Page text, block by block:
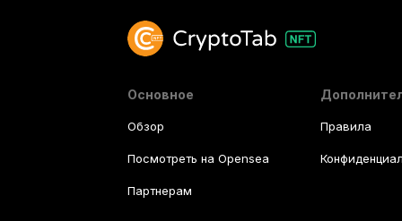
Основное
Обзор
Посмотреть на Opensea
Партнерам
Правила